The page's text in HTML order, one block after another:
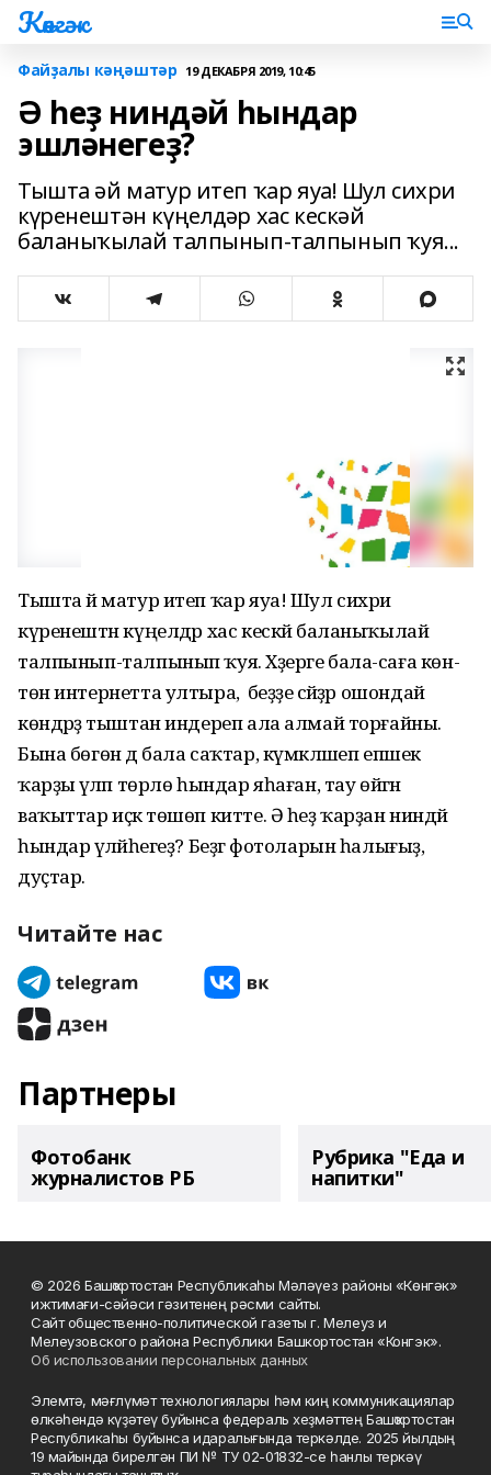
Көнгәк
Файҙалы кәңәштәр 19 ДЕКАБРЯ 2019, 10:45
Ә һеҙ ниндәй һындар
эшләнегеҙ?
Тышта әй матур итеп ҡар яуа! Шул сихри
күренештән күңелдәр хас кескәй
баланыҡылай талпынып-талпынып ҡуя...
Тышта әй матур итеп ҡар яуа! Шул сихри
күренештән күңелдәр хас кескәй баланыҡылай
талпынып-талпынып ҡуя. Хәҙерге бала-саға көн-
төн интернетта ултыра, ә беҙҙе әсәйҙәр ошондай
көндәрҙә тыштан индереп ала алмай торғайны.
Бына бөгөн дә бала саҡтар, күмәкләшеп епшек
ҡарҙы әүәләп төрлө һындар яһаған, тау өйгән
ваҡыттар иҫкә төшөп китте. Ә һеҙ ҡарҙан ниндәй
һындар әүәләйһегеҙ? Беҙгә фотоларын һалығыҙ,
дуҫтар.
Читайте нас
Партнеры
Фотобанк
журналистов РБ
Рубрика "Еда и
напитки"
© 2026 Башҡортостан Республикаһы Мәләүез районы «Көнгәк»
ижтимағи-сәйәси гәзитенең рәсми сайты.
Сайт общественно-политической газеты г. Мелеуз и
Мелеузовского района Республики Башкортостан «Конгэк».
Об использовании персональных данных
Элемтә, мәғлүмәт технологиялары һәм киң коммуникациялар
өлкәһендә күҙәтеү буйынса федераль хеҙмәттең Башҡортостан
Республикаһы буйынса идаралығында теркәлде. 2025 йылдың
19 майында бирелгән ПИ № ТУ 02-01832-се һанлы теркәү